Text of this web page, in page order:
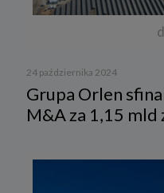
24 października 2024
Grupa Orlen
M&A za 1,15 mld